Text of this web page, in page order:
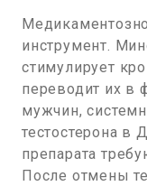
инструмент.
стимулирует
переводит их в
мужчин,
тестостерона в
препарата
После отмены